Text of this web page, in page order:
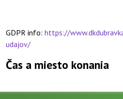
GDPR info: https://
udajov/
Čas a miesto konania